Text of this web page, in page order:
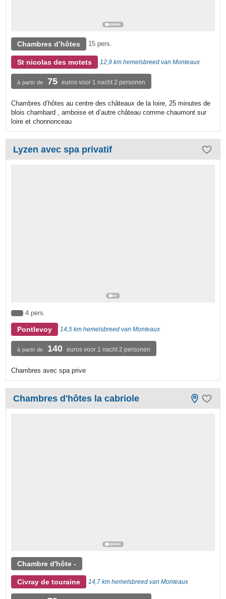
Chambres d’hôtes 15 pers.
St nicolas des motets 12,9 km hemelsbreed van Monteaux
à partir de 75 euros voor 1 nacht 2 personen
Chambres d’hôtes au centre des châteaux de la loire, 25 minutes de
blois chambard , amboise et d’autre château comme chaumont sur
loire et chonnonceau
Lyzen avec spa privatif
4 pers.
Pontlevoy 14,5 km hemelsbreed van Monteaux
à partir de 140 euros voor 1 nacht 2 personen
Chambres avec spa prive
Chambres d'hôtes la cabriole
Chambre d'hôte -
Civray de touraine 14,7 km hemelsbreed van Monteaux